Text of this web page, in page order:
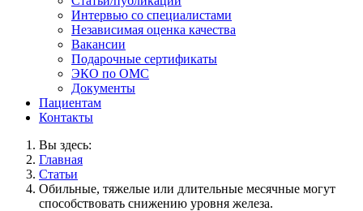
Интервью со специалистами
Независимая оценка качества
Вакансии
Подарочные сертификаты
ЭКО по ОМС
Документы
Пациентам
Контакты
Вы здесь:
Главная
Статьи
Обильные, тяжелые или длительные месячные могут
способствовать снижению уровня железа.